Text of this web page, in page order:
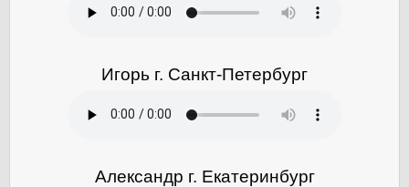
Игорь г. Санкт-Петербург
Александр г. Екатеринбург